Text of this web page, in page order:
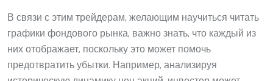
В связи с этим трейдерам, желающим научиться читать
графики фондового рынка, важно знать, что каждый из
них отображает, поскольку это может помочь
предотвратить убытки. Например, анализируя